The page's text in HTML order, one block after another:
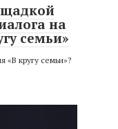
на
семьи»
«В кругу семьи»?